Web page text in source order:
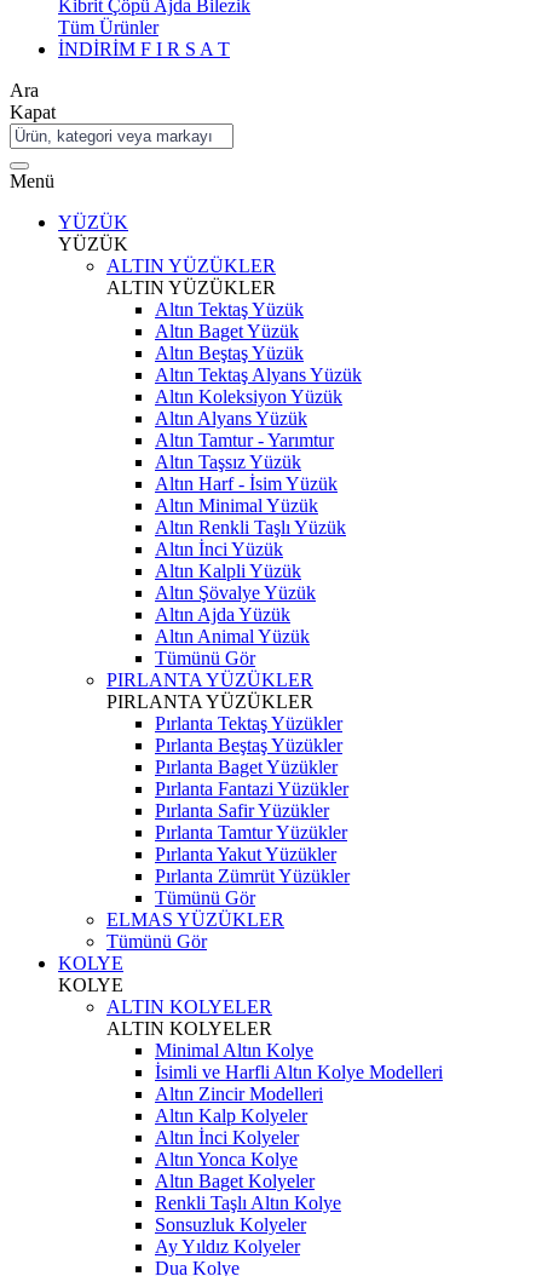
Kibrit Çöpü Ajda Bilezik
Tüm Ürünler
İNDİRİM F I R S A T
Ara
Kapat
Menü
YÜZÜK
YÜZÜK
ALTIN YÜZÜKLER
ALTIN YÜZÜKLER
Altın Tektaş Yüzük
Altın Baget Yüzük
Altın Beştaş Yüzük
Altın Tektaş Alyans Yüzük
Altın Koleksiyon Yüzük
Altın Alyans Yüzük
Altın Tamtur - Yarımtur
Altın Taşsız Yüzük
Altın Harf - İsim Yüzük
Altın Minimal Yüzük
Altın Renkli Taşlı Yüzük
Altın İnci Yüzük
Altın Kalpli Yüzük
Altın Şövalye Yüzük
Altın Ajda Yüzük
Altın Animal Yüzük
Tümünü Gör
PIRLANTA YÜZÜKLER
PIRLANTA YÜZÜKLER
Pırlanta Tektaş Yüzükler
Pırlanta Beştaş Yüzükler
Pırlanta Baget Yüzükler
Pırlanta Fantazi Yüzükler
Pırlanta Safir Yüzükler
Pırlanta Tamtur Yüzükler
Pırlanta Yakut Yüzükler
Pırlanta Zümrüt Yüzükler
Tümünü Gör
ELMAS YÜZÜKLER
Tümünü Gör
KOLYE
KOLYE
ALTIN KOLYELER
ALTIN KOLYELER
Minimal Altın Kolye
İsimli ve Harfli Altın Kolye Modelleri
Altın Zincir Modelleri
Altın Kalp Kolyeler
Altın İnci Kolyeler
Altın Yonca Kolye
Altın Baget Kolyeler
Renkli Taşlı Altın Kolye
Sonsuzluk Kolyeler
Ay Yıldız Kolyeler
Dua Kolye